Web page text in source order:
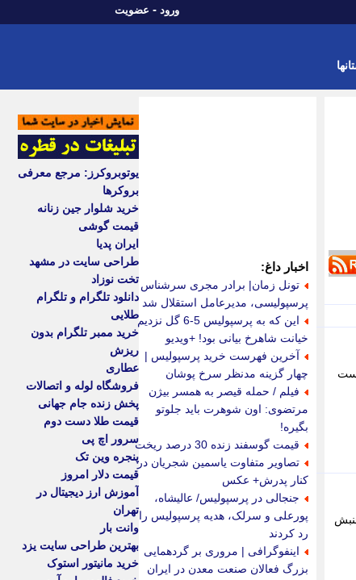
ورود - عضویت
اخبار داغ:
تونل زمان| برادر مجری سرشناس
پرسپولیسی، مدیرعامل استقلال شد
این که به پرسپولیس 5-6 گل نزدیم
خیانت شاهرخ بیانی بود! +ویدیو
آخرین فهرست خرید پرسپولیس |
چهار گزینه مدنظر سرخ پوشان
فیلم / حمله قیصر به همسر بیژن
مرتضوی: اون شوهرت باید جلوتو
بگیره!
قیمت گوسفند زنده 30 درصد ریخت
تصاویر متفاوت یاسمین شجریان در
کنار پدرش+ عکس
جنجالی در پرسپولیس/ عالیشاه،
پورعلی و سرلک، هدیه پرسپولیس را
رد کردند
اینفوگرافی | مروری بر گردهمایی
بزرگ فعالان صنعت معدن در ایران
یوتوبروکرز: مرجع معرفی
بروکرها
خرید شلوار جین زنانه
قیمت گوشی
ایران پدیا
طراحی سایت در مشهد
تخت نوزاد
دانلود تلگرام و تلگرام
طلایی
خرید ممبر تلگرام بدون
ریزش
عطاری
فروشگاه لوله و اتصالات
پخش زنده جام جهانی
قیمت طلا دست دوم
سرور اچ پی
پنجره وین تک
قیمت دلار امروز
آموزش ارز دیجیتال در
تهران
وانت بار
بهترین طراحی سایت یزد
خرید مانیتور استوک